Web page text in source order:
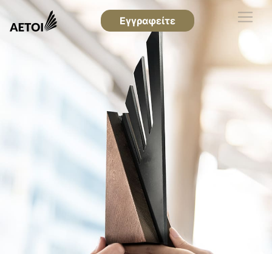
Εγγραφείτε